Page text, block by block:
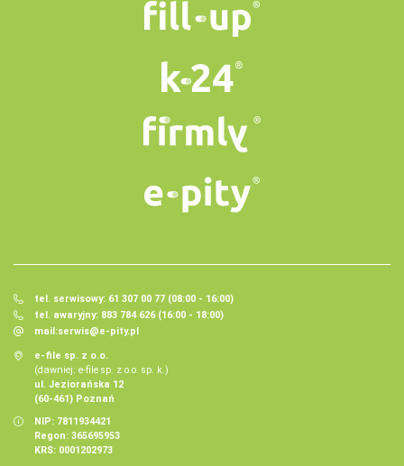
tel. serwisowy: 61 307 00 77 (08:00 - 16:00)
tel. awaryjny: 883 784 626 (16:00 - 18:00)
mail:serwis@e-pity.pl
e-file sp. z o.o.
(dawniej: e-file sp. z o.o. sp. k.)
ul. Jeziorańska 12
(60-461) Poznań
NIP: 7811934421
Regon: 365695953
KRS: 0001202973